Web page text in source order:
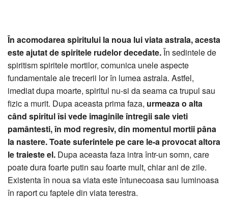
În acomodarea spiritului la noua lui viata astrala, acesta
este ajutat de spiritele rudelor decedate.În sedintele de
spiritism spiritele mortilor, comunica unele aspecte
fundamentale ale trecerii lor în lumea astrala. Astfel,
imediat dupa moarte, spiritul nu-si da seama ca trupul sau
fizic a murit. Dupa aceasta prima faza, urmeaza o alta
când spiritul îsi vede imaginile întregii sale vieti
pamântesti, în mod regresiv, din momentul mortii pâna
la nastere. Toate suferintele pe care le-a provocat altora
le traieste el. Dupa aceasta faza intra într-un somn, care
poate dura foarte putin sau foarte mult, chiar ani de zile.
Existenta în noua sa viata este întunecoasa sau luminoasa
în raport cu faptele din viata terestra.